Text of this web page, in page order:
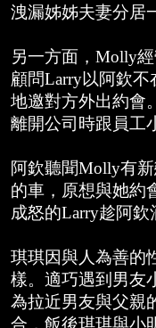
洩漏姊姊夫妻分居
另一方面，Molly
顧問Larry以阿欽
地邀對方外出約會
離開公司時跟員工
阿欽聽聞Molly有
的車，原想與她約
成怒的Larry趁阿
琪琪因與人為善的
樣。適巧遇到男友
為拉近男友與父親
合，飯後琪琪與小